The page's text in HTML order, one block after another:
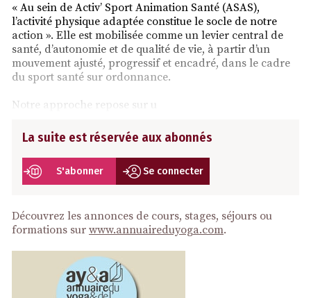
« Au sein de Activ’ Sport Animation Santé (ASAS),
l’activité physique adaptée constitue le socle de notre
action ». Elle est mobilisée comme un levier central de
santé, d’autonomie et de qualité de vie, à partir d’un
mouvement ajusté, progressif et encadré, dans le cadre
du sport santé sur ordonnance.
Notre approche repose sur u
La suite est réservée aux abonnés
S'abonner Se connecter
Découvrez les annonces de cours, stages, séjours ou
formations sur www.annuaireduyoga.com.